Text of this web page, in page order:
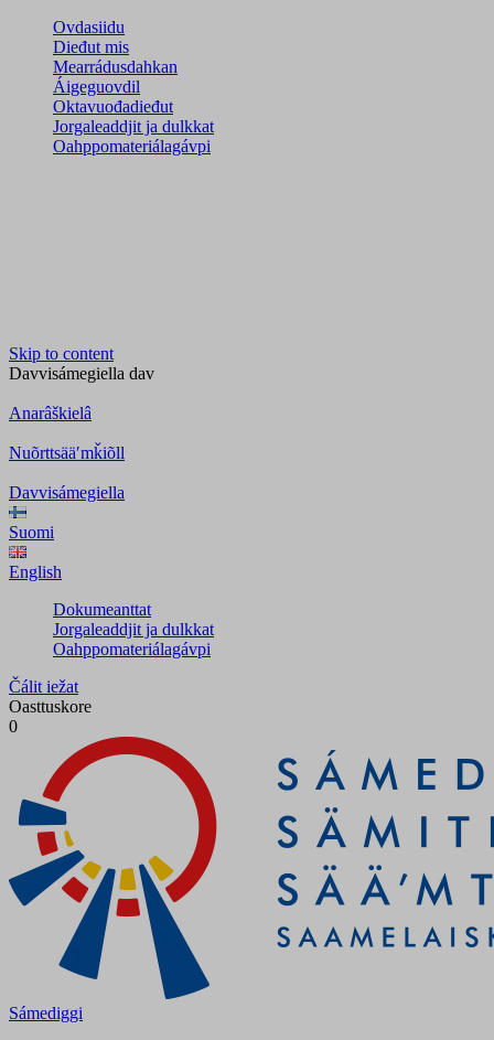
Ovdasiidu
Dieđut mis
Mearrádusdahkan
Áigeguovdil
Oktavuođadieđut
Jorgaleaddjit ja dulkkat
Oahppomateriálagávpi
Skip to content
Davvisámegiella dav
Anarâškielâ
Nuõrttsääʹmǩiõll
Davvisámegiella
Suomi
English
Dokumeanttat
Jorgaleaddjit ja dulkkat
Oahppomateriálagávpi
Čálit iežat
Oasttuskore
0
Sámediggi